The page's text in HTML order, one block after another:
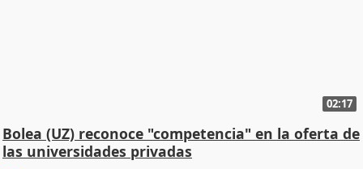
02:17
Bolea (UZ) reconoce "competencia" en la oferta de
las universidades privadas